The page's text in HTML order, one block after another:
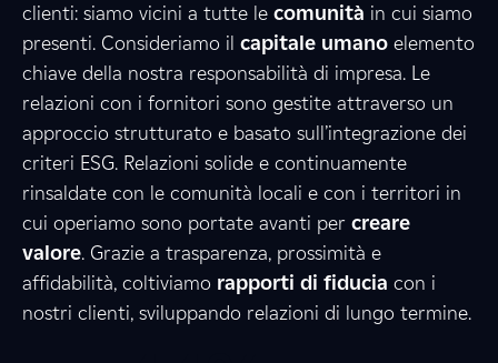
clienti: siamo vicini a tutte le comunità in cui siamo
presenti. Consideriamo il capitale umano elemento
chiave della nostra responsabilità di impresa. Le
relazioni con i fornitori sono gestite attraverso un
approccio strutturato e basato sull’integrazione dei
criteri ESG. Relazioni solide e continuamente
rinsaldate con le comunità locali e con i territori in
cui operiamo sono portate avanti per creare
valore. Grazie a trasparenza, prossimità e
affidabilità, coltiviamo rapporti di fiducia con i
nostri clienti, sviluppando relazioni di lungo termine.
7
7
2
0
8
5
8
0
9